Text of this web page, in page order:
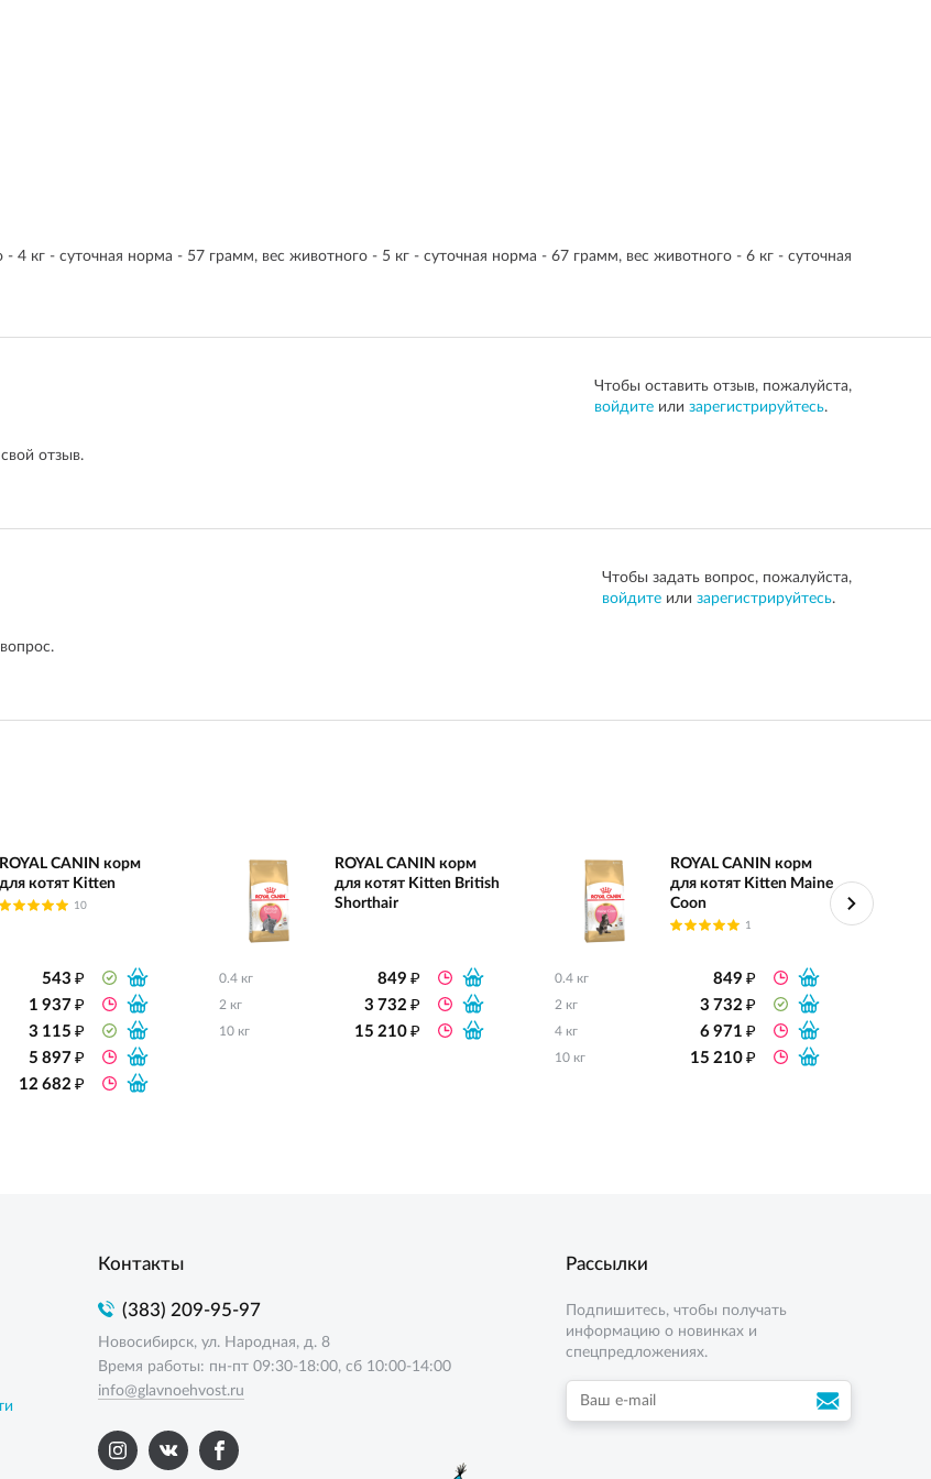
4 кг - суточная норма - 57 грамм, вес животного - 5 кг - суточная норма - 67 грамм, вес животного - 6 кг - суточная
Чтобы оставить отзыв, пожалуйста,
войдите или зарегистрируйтесь.
отзыв.
Чтобы задать вопрос, пожалуйста,
войдите или зарегистрируйтесь.
ROYAL CANIN корм
для котят Kitten
10
543₽
1 937₽
3 115₽
5 897₽
12 682₽
ROYAL CANIN корм
для котят Kitten British
Shorthair
0.4 кг 849₽
2 кг 3 732₽
10 кг 15 210₽
ROYAL CANIN корм
для котят Kitten Maine
Coon
1
0.4 кг 849₽
2 кг 3 732₽
4 кг 6 971₽
10 кг 15 210₽
Контакты
(383) 209-95-97
Новосибирск, ул. Народная, д. 8
Время работы: пн-пт 09:30-18:00, сб 10:00-14:00
info@glavnoehvost.ru
Рассылки
Подпишитесь, чтобы получать
информацию о новинках и
спецпредложениях.